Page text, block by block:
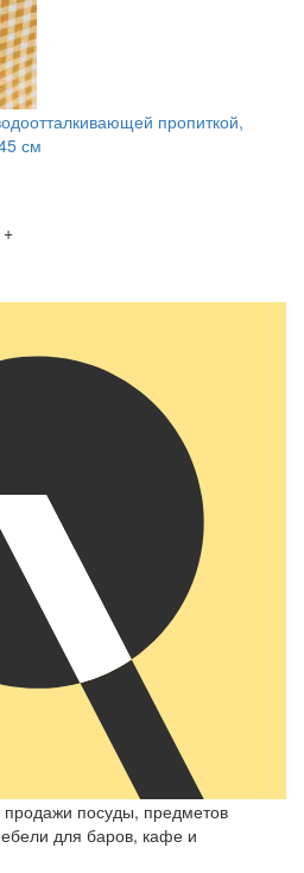
пропиткой,
см
+
продажи посуды, предметов
для баров, кафе и